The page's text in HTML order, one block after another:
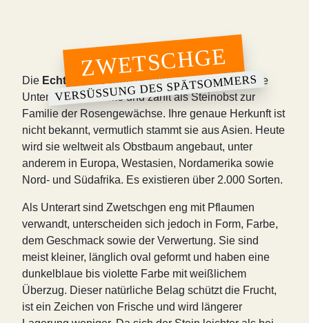
ZWETSCHGE
VERSÜSSUNG DES SPÄTSOMMERS
Die Echte Zwetschge(Prunus domestica) ist eine
Unterart der Pflaume und zählt als Steinobst zur
Familie der Rosengewächse. Ihre genaue Herkunft ist
nicht bekannt, vermutlich stammt sie aus Asien. Heute
wird sie weltweit als Obstbaum angebaut, unter
anderem in Europa, Westasien, Nordamerika sowie
Nord- und Südafrika. Es existieren über 2.000 Sorten.
Als Unterart sind Zwetschgen eng mit Pflaumen
verwandt, unterscheiden sich jedoch in Form, Farbe,
dem Geschmack sowie der Verwertung. Sie sind
meist kleiner, länglich oval geformt und haben eine
dunkelblaue bis violette Farbe mit weißlichem
Überzug. Dieser natürliche Belag schützt die Frucht,
ist ein Zeichen von Frische und wird längerer